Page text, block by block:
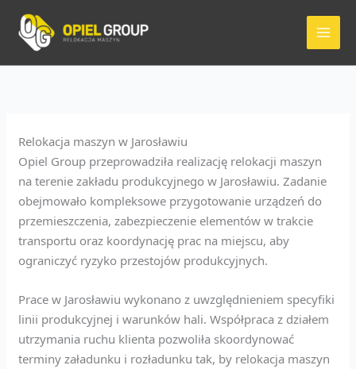
treści
Relokacja maszyn w Jarosławiu
Opiel Group przeprowadziła realizację relokacji maszyn
na terenie zakładu produkcyjnego w Jarosławiu. Zadanie
obejmowało kompleksowe przygotowanie urządzeń do
przemieszczenia, zabezpieczenie elementów w trakcie
transportu oraz koordynację prac na miejscu, aby
ograniczyć ryzyko przestojów produkcyjnych.
Prace w Jarosławiu wykonano z uwzględnieniem specyfiki
linii produkcyjnej i warunków hali. Współpraca z działem
utrzymania ruchu klienta pozwoliła skoordynować
terminy załadunku i rozładunku tak, by relokacja maszyn